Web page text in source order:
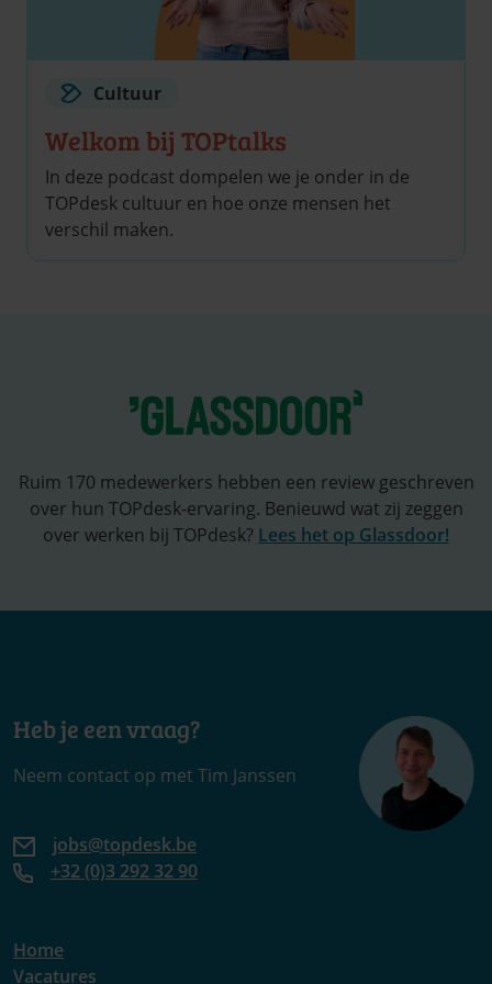
Cultuur
Welkom bij TOPtalks
In deze podcast dompelen we je onder in de
TOPdesk cultuur en hoe onze mensen het
verschil maken.
Ruim 170 medewerkers hebben een review geschreven
over hun TOPdesk-ervaring. Benieuwd wat zij zeggen
over werken bij TOPdesk? Lees het op Glassdoor!
Heb je een vraag?
Neem contact op met Tim Janssen
jobs@topdesk.be
+32 (0)3 292 32 90
Home
Vacatures